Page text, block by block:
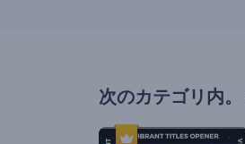
次のカテゴリ内。